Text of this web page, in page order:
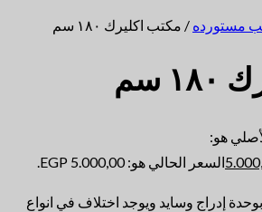
مستورده / مكتب اكليرك ١٨٠ سم
سم
هو:
السعر الحالي هو: 5.000,00 EGP.
١٨٠ سم بوحدة إدراج وسايد ويوجد اختلاف في انواع